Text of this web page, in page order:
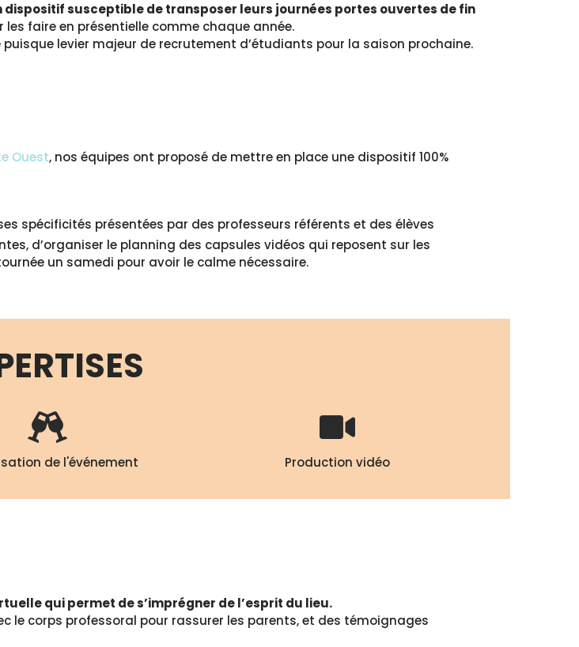
dispositif susceptible de transposer leurs journées portes ouvertes de fin
faire en présentielle comme chaque année.
levier majeur de recrutement d’étudiants pour la saison prochaine.
Ouest, nos équipes ont proposé de mettre en place une dispositif 100%
spécificités présentées par des professeurs référents et des élèves
d’organiser le planning des capsules vidéos qui reposent sur les
un samedi pour avoir le calme nécessaire.
de l'événement Production vidéo
qui permet de s’imprégner de l’esprit du lieu.
le corps professoral pour rassurer les parents, et des témoignages